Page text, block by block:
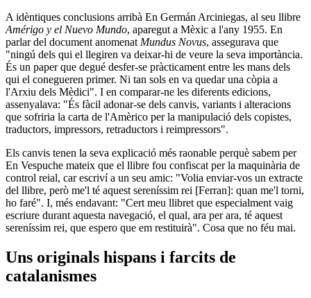
A idèntiques conclusions arribà En Germán Arciniegas, al seu llibre
Amérigo y el Nuevo Mundo, aparegut a Mèxic a l'any 1955. En
parlar del document anomenat Mundus Novus, assegurava que
"ningú dels qui el llegiren va deixar-hi de veure la seva importància.
És un paper que degué desfer-se pràcticament entre les mans dels
qui el conegueren primer. Ni tan sols en va quedar una còpia a
l'Arxiu dels Mèdici". I en comparar-ne les diferents edicions,
assenyalava: "És fàcil adonar-se dels canvis, variants i alteracions
que sofriria la carta de l'Amèrico per la manipulació dels copistes,
traductors, impressors, retraductors i reimpressors".
Els canvis tenen la seva explicació més raonable perquè sabem per
En Vespuche mateix que el llibre fou confiscat per la maquinària de
control reial, car escriví a un seu amic: "Volia enviar-vos un extracte
del llibre, però me'l té aquest sereníssim rei [Ferran]: quan me'l torni,
ho faré". I, més endavant: "Cert meu llibret que especialment vaig
escriure durant aquesta navegació, el qual, ara per ara, té aquest
sereníssim rei, que espero que em restituirà". Cosa que no féu mai.
Uns originals hispans i farcits de
catalanismes